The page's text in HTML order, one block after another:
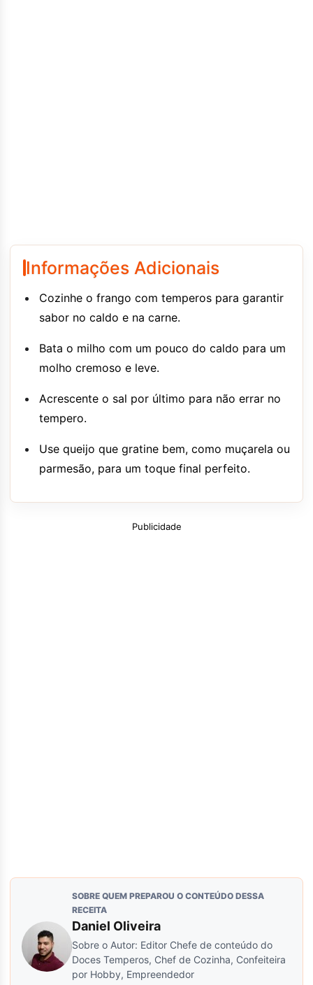
Informações Adicionais
Cozinhe o frango com temperos para garantir
sabor no caldo e na carne.
Bata o milho com um pouco do caldo para um
molho cremoso e leve.
Acrescente o sal por último para não errar no
tempero.
Use queijo que gratine bem, como muçarela ou
parmesão, para um toque final perfeito.
Publicidade
SOBRE QUEM PREPAROU O CONTEÚDO DESSA
RECEITA
Daniel Oliveira
Sobre o Autor: Editor Chefe de conteúdo do
Doces Temperos, Chef de Cozinha, Confeiteira
por Hobby, Empreendedor